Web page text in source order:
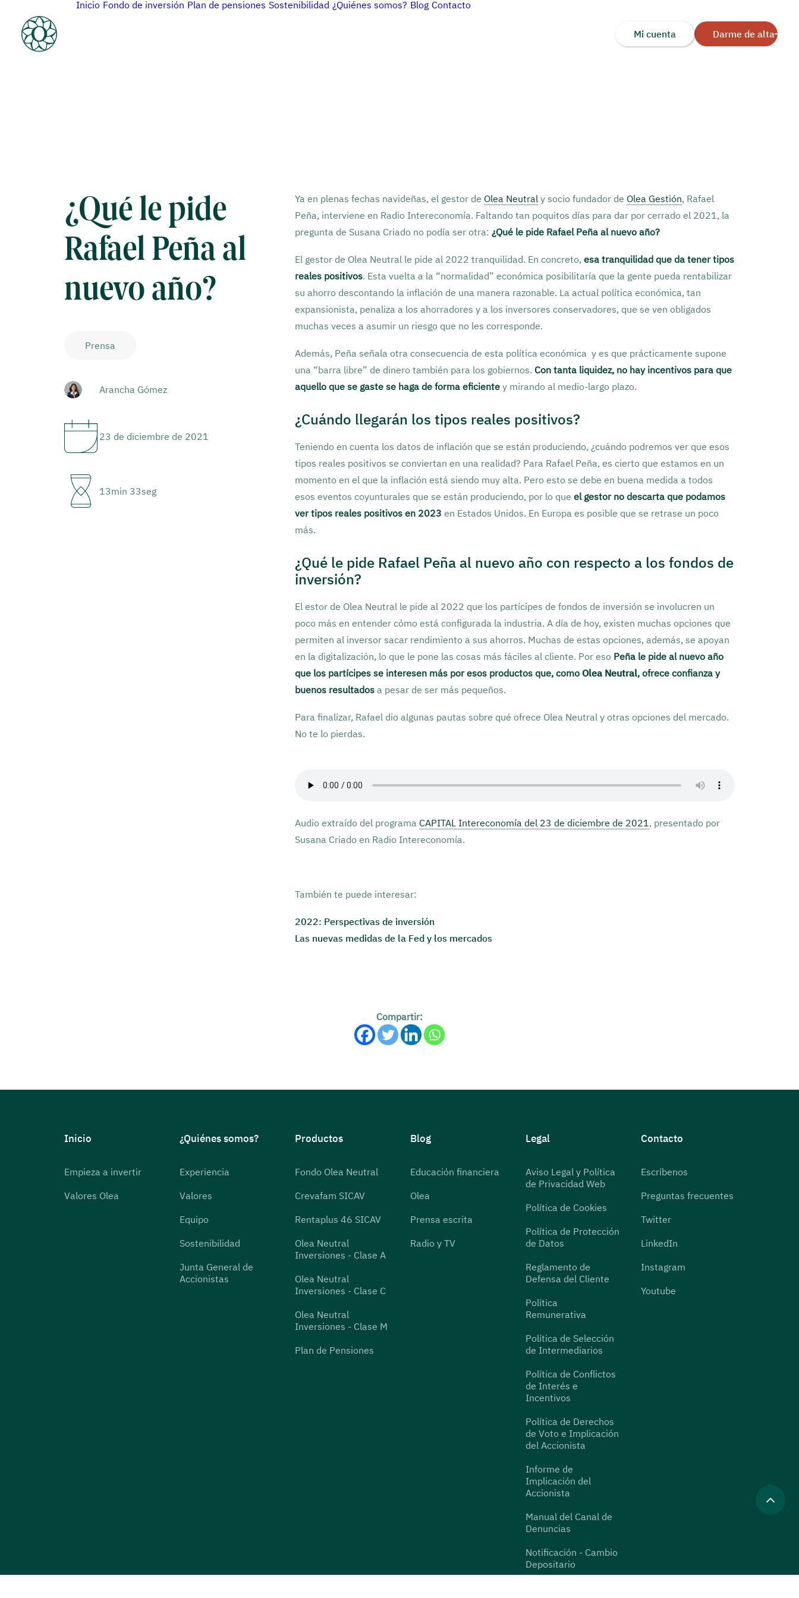
Inicio Fondo de inversión Plan de pensiones Sostenibilidad ¿Quiénes somos? Blog Contacto
Darme de alta
Mi cuenta
¿Qué le pide
Rafael Peña al
nuevo año?
Prensa
Arancha Gómez
23 de diciembre de 2021
13min 33seg
Ya en plenas fechas navideñas, el gestor de Olea Neutral y socio fundador de Olea Gestión, Rafael
Peña, interviene en Radio Intereconomía. Faltando tan poquitos días para dar por cerrado el 2021, la
pregunta de Susana Criado no podía ser otra: ¿Qué le pide Rafael Peña al nuevo año?
El gestor de Olea Neutral le pide al 2022 tranquilidad. En concreto, esa tranquilidad que da tener tipos
reales positivos. Esta vuelta a la “normalidad” económica posibilitaría que la gente pueda rentabilizar
su ahorro descontando la inflación de una manera razonable. La actual política económica, tan
expansionista, penaliza a los ahorradores y a los inversores conservadores, que se ven obligados
muchas veces a asumir un riesgo que no les corresponde.
Además, Peña señala otra consecuencia de esta política económica y es que prácticamente supone
una “barra libre” de dinero también para los gobiernos. Con tanta liquidez, no hay incentivos para que
aquello que se gaste se haga de forma eficiente y mirando al medio-largo plazo.
¿Cuándo llegarán los tipos reales positivos?
Teniendo en cuenta los datos de inflación que se están produciendo, ¿cuándo podremos ver que esos
tipos reales positivos se conviertan en una realidad? Para Rafael Peña, es cierto que estamos en un
momento en el que la inflación está siendo muy alta. Pero esto se debe en buena medida a todos
esos eventos coyunturales que se están produciendo, por lo que el gestor no descarta que podamos
ver tipos reales positivos en 2023 en Estados Unidos. En Europa es posible que se retrase un poco
más.
¿Qué le pide Rafael Peña al nuevo año con respecto a los fondos de
inversión?
El estor de Olea Neutral le pide al 2022 que los partícipes de fondos de inversión se involucren un
poco más en entender cómo está configurada la industria. A día de hoy, existen muchas opciones que
permiten al inversor sacar rendimiento a sus ahorros. Muchas de estas opciones, además, se apoyan
en la digitalización, lo que le pone las cosas más fáciles al cliente. Por eso Peña le pide al nuevo año
que los partícipes se interesen más por esos productos que, como Olea Neutral, ofrece confianza y
buenos resultados a pesar de ser más pequeños.
Para finalizar, Rafael dio algunas pautas sobre qué ofrece Olea Neutral y otras opciones del mercado.
No te lo pierdas.
Audio extraído del programa CAPITAL Intereconomía del 23 de diciembre de 2021, presentado por
Susana Criado en Radio Intereconomía.
También te puede interesar:
2022: Perspectivas de inversión
Las nuevas medidas de la Fed y los mercados
Compartir:
Inicio
Empieza a invertir
Valores Olea
¿Quiénes somos?
Experiencia
Valores
Equipo
Sostenibilidad
Junta General de
Accionistas
Productos
Fondo Olea Neutral
Crevafam SICAV
Rentaplus 46 SICAV
Olea Neutral
Inversiones - Clase A
Olea Neutral
Inversiones - Clase C
Olea Neutral
Inversiones - Clase M
Plan de Pensiones
Blog
Educación financiera
Olea
Prensa escrita
Radio y TV
Legal
Aviso Legal y Política
de Privacidad Web
Política de Cookies
Política de Protección
de Datos
Reglamento de
Defensa del Cliente
Política
Remunerativa
Política de Selección
de Intermediarios
Política de Conflictos
de Interés e
Incentivos
Política de Derechos
de Voto e Implicación
del Accionista
Informe de
Implicación del
Accionista
Manual del Canal de
Denuncias
Notificación - Cambio
Depositario
Contacto
Escríbenos
Preguntas frecuentes
Twitter
LinkedIn
Instagram
Youtube